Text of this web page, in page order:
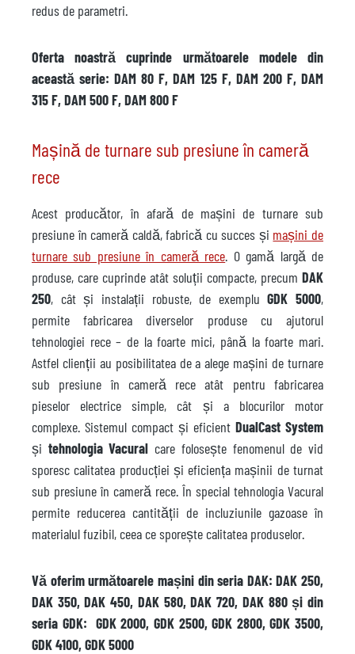
redus de parametri.
Oferta noastră cuprinde următoarele modele din
această serie: DAM 80 F, DAM 125 F, DAM 200 F, DAM
315 F, DAM 500 F, DAM 800 F
Mașină de turnare sub presiune în cameră
rece
Acest producător, în afară de mașini de turnare sub
presiune în cameră caldă, fabrică cu succes și mașini de
turnare sub presiune în cameră rece. O gamă largă de
produse, care cuprinde atât soluții compacte, precum DAK
250, cât și instalații robuste, de exempluGDK 5000,
permite fabricarea diverselor produse cu ajutorul
tehnologiei rece – de la foarte mici, până la foarte mari.
Astfel clienții au posibilitatea de a alege mașini de turnare
sub presiune în cameră rece atât pentru fabricarea
pieselor electrice simple, cât și a blocurilor motor
complexe. Sistemul compact și eficient DualCast System
și tehnologia Vacural care folosește fenomenul de vid
sporesc calitatea producției și eficiența mașinii de turnat
sub presiune în cameră rece. În special tehnologia Vacural
permite reducerea cantității de incluziunile gazoase în
materialul fuzibil, ceea ce sporește calitatea produselor.
Vă oferim următoarele mașini din seria DAK: DAK 250,
DAK 350, DAK 450, DAK 580, DAK 720, DAK 880 și din
seria GDK: GDK 2000, GDK 2500, GDK 2800, GDK 3500,
GDK 4100, GDK 5000